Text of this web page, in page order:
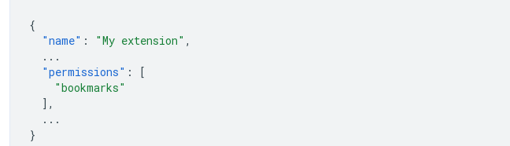
{
"name" : "My extension" ,
...
"permissions" :
[
"bookmarks"
],
...
}